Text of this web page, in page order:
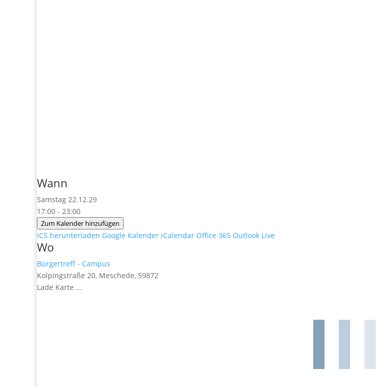
Wann
Samstag 22.12.29
17:00 - 23:00
Zum Kalender hinzufügen
ICS herunterladen Google Kalender iCalendar Office 365 Outlook Live
Wo
Bürgertreff - Campus
Kolpingstraße 20, Meschede, 59872
Lade Karte ...